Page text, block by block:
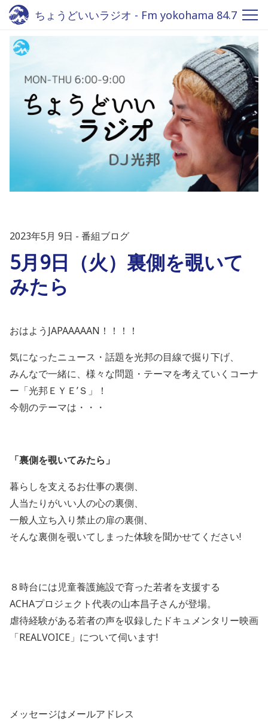
ちょうどいいラジオ - Fm yokohama 84.7
2023年5月 9日 番組ブログ
5月9日（火）裏側を覗いて
みたら
おはようJAPAAAAAN！！！！
気になったニュース・話題を光邦の目線で掘り下げ、
みんなで一緒に、様々な問題・テーマを考えていくコーナ
ー「光邦ＥＹＥ’Ｓ」！
今朝のテーマは・・・
「裏側を覗いてみたら 」
暮らしを支えるお仕事の裏側、
人当たりがいい人の心の裏側、
一般人立ち入り禁止の扉の裏側、
そんな裏側を覗いてしまった体験を聞かせてください!
８時台には児童養護施設で育った若者を支援する
ACHAプロジェクト代表の山本昌子さんが登場。
虐待経験がある若者の声を収録したドキュメンタリー映画
「REALVOICE」について伺います!
メッセージはメールアドレス